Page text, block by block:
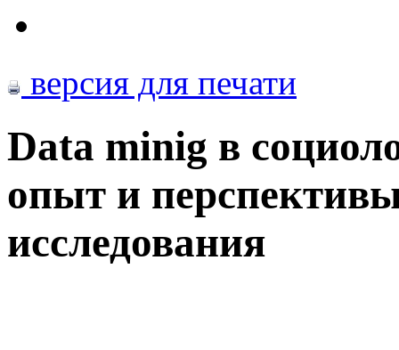
версия для печати
Data minig в
опыт и
исследования